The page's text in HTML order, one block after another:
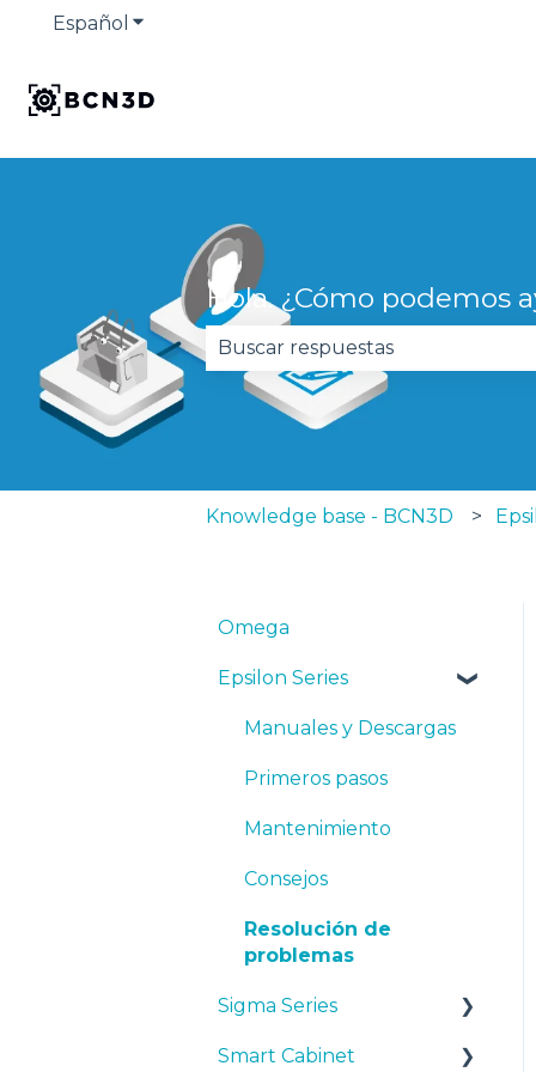
Español Traducciones de Mostrar submenú de
Hola. ¿Cómo podemos
No hay sugerencias porque el
Knowledge base - BCN3D
Omega
Epsilon Series
Manuales y Descargas
Primeros pasos
Mantenimiento
Consejos
Resolución de
problemas
Sigma Series
Manuales y descargas
Smart Cabinet